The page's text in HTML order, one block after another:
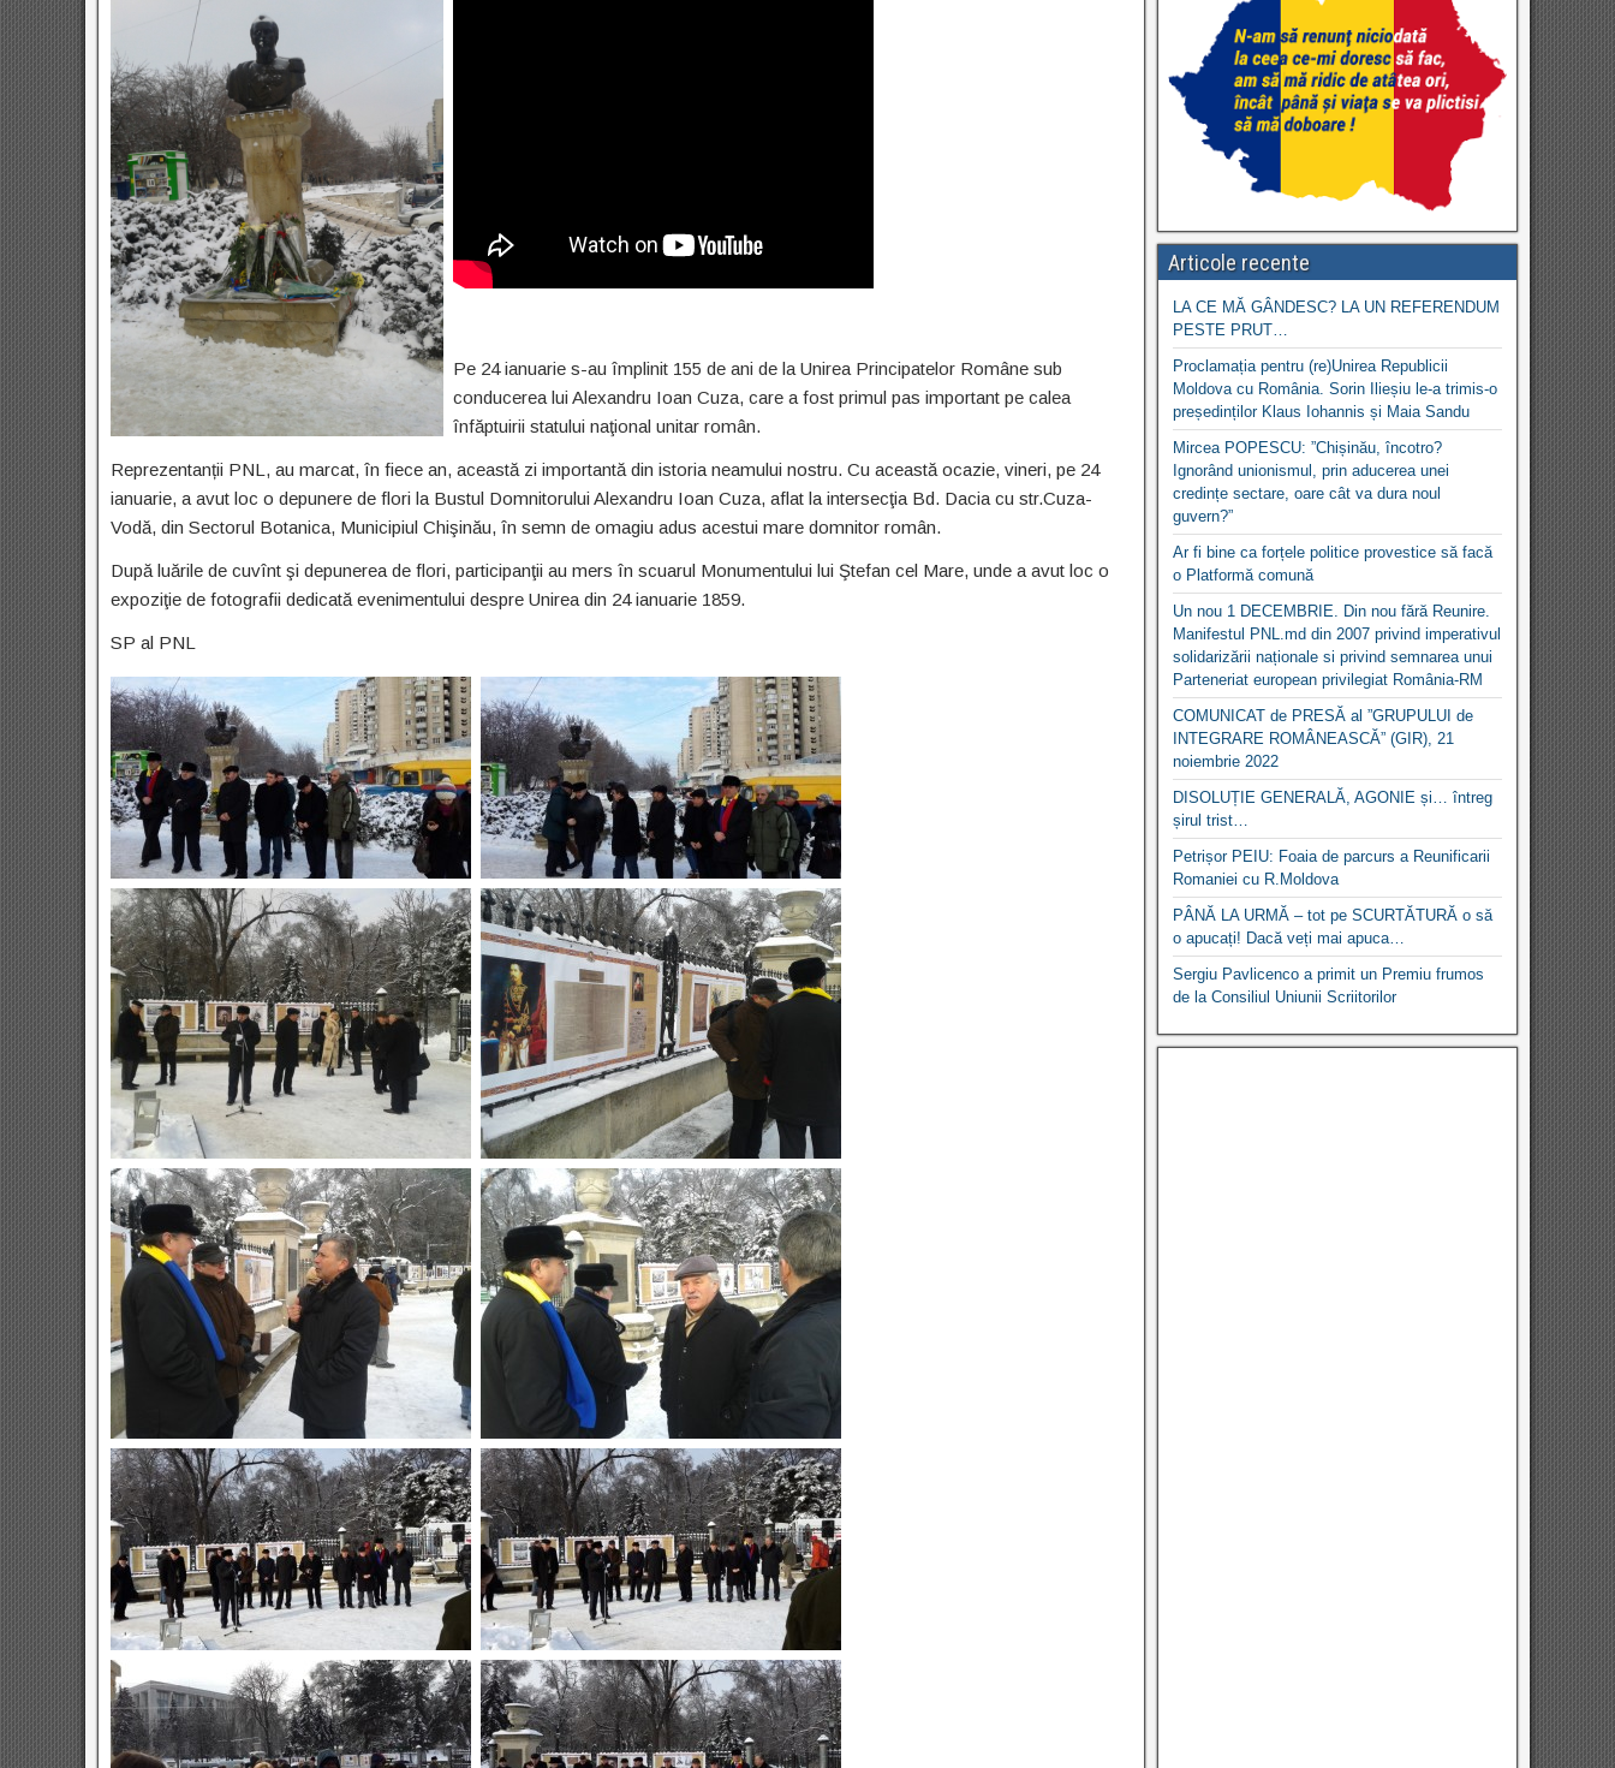
Pe 24 ianuarie s-au împlinit 155 de ani de la Unirea Principatelor Române sub
conducerea lui Alexandru Ioan Cuza, care a fost primul pas important pe calea
înfăptuirii statului naţional unitar român.
Reprezentanții PNL, au marcat, în fiece an, această zi importantă din istoria neamului nostru. Cu această ocazie, vineri, pe 24
ianuarie, a avut loc o depunere de flori la Bustul Domnitorului Alexandru Ioan Cuza, aflat la intersecţia Bd. Dacia cu str.Cuza-
Vodă, din Sectorul Botanica, Municipiul Chişinău, în semn de omagiu adus acestui mare domnitor român.
După luările de cuvînt şi depunerea de flori, participanţii au mers în scuarul Monumentului lui Ştefan cel Mare, unde a avut loc o
expoziţie de fotografii dedicată evenimentului despre Unirea din 24 ianuarie 1859.
SP al PNL
Articole recente
LA CE MĂ GÂNDESC? LA UN REFERENDUM
PESTE PRUT…
Proclamația pentru (re)Unirea Republicii
Moldova cu România. Sorin Ilieșiu le-a trimis-o
președinților Klaus Iohannis și Maia Sandu
Mircea POPESCU: ”Chișinău, încotro?
Ignorând unionismul, prin aducerea unei
credințe sectare, oare cât va dura noul
guvern?”
Ar fi bine ca forțele politice provestice să facă
o Platformă comună
Un nou 1 DECEMBRIE. Din nou fără Reunire.
Manifestul PNL.md din 2007 privind imperativul
solidarizării naționale si privind semnarea unui
Parteneriat european privilegiat România-RM
COMUNICAT de PRESĂ al ”GRUPULUI de
INTEGRARE ROMÂNEASCĂ” (GIR), 21
noiembrie 2022
DISOLUȚIE GENERALĂ, AGONIE și… întreg
șirul trist…
Petrișor PEIU: Foaia de parcurs a Reunificarii
Romaniei cu R.Moldova
PÂNĂ LA URMĂ – tot pe SCURTĂTURĂ o să
o apucați! Dacă veți mai apuca…
Sergiu Pavlicenco a primit un Premiu frumos
de la Consiliul Uniunii Scriitorilor